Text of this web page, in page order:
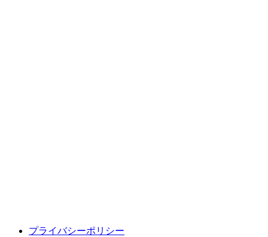
プライバシーポリシー